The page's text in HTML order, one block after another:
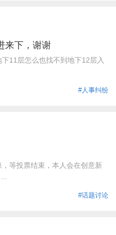
来下，谢谢
11层怎么也找不到地下12层入
#人事纠纷
等投票结束，本人会在创意新
#话题讨论